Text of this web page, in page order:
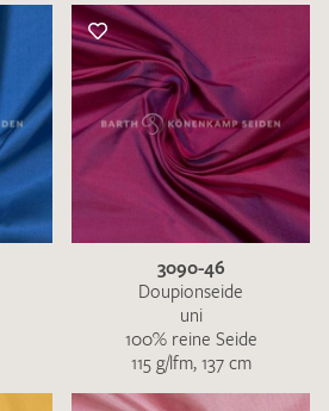
3090-46
Doupionseide
uni
100% reine Seide
115 g/lfm, 137 cm